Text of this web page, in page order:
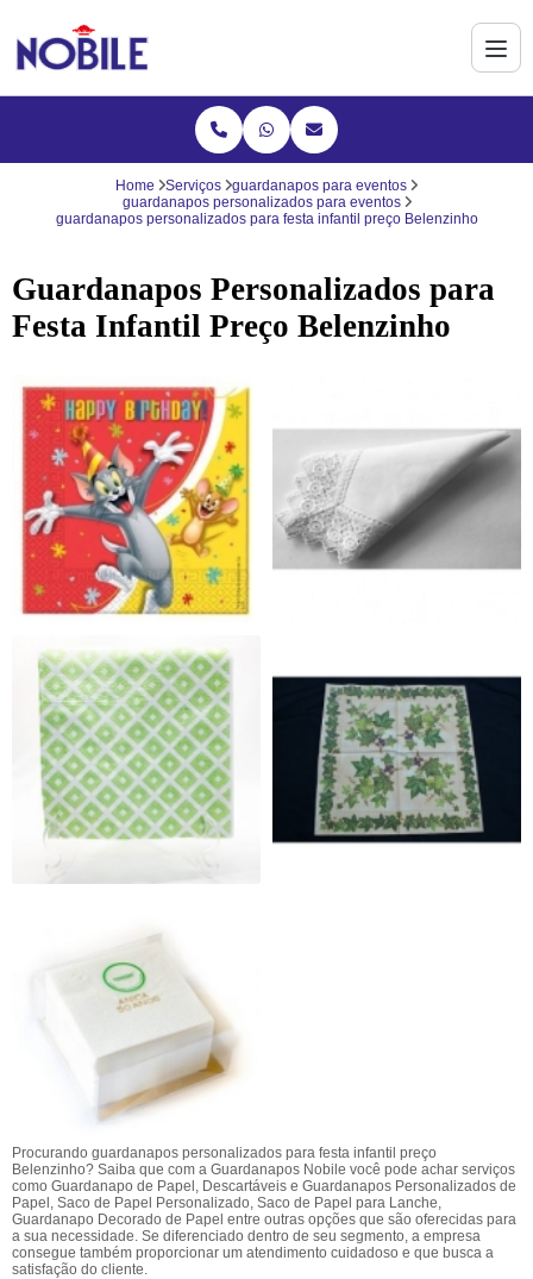
Home Serviços
guardanapos para eventos
guardanapos personalizados para eventos
guardanapos personalizados para festa infantil preço Belenzinho
Guardanapos Personalizados para
Festa Infantil Preço Belenzinho
Procurando guardanapos personalizados para festa infantil preço
Belenzinho? Saiba que com a Guardanapos Nobile você pode achar serviços
como Guardanapo de Papel, Descartáveis e Guardanapos Personalizados de
Papel, Saco de Papel Personalizado, Saco de Papel para Lanche,
Guardanapo Decorado de Papel entre outras opções que são oferecidas para
a sua necessidade. Se diferenciado dentro de seu segmento, a empresa
consegue também proporcionar um atendimento cuidadoso e que busca a
satisfação do cliente.